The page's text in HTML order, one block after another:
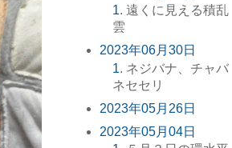
1. 遠くに見える積乱
雲
2023年06月30日
1. ネジバナ、チャバ
ネセセリ
2023年05月26日
2023年05月04日